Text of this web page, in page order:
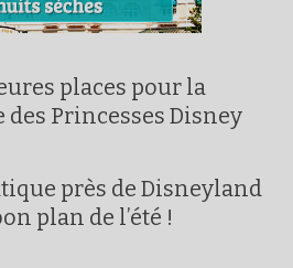
places pour la
des Princesses Disney
près de Disneyland
plan de l’été !